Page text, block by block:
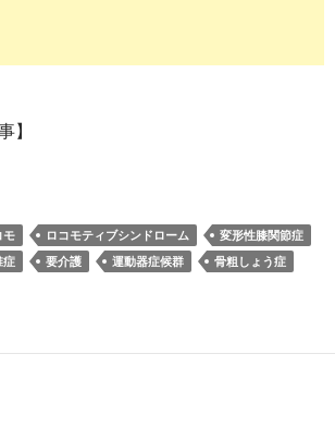
】
ィブシンドロームになると要介護のリ
モ ロコモティブシンドローム
変形性膝関節症
症 要介護 運動器症候群
骨粗しょう症